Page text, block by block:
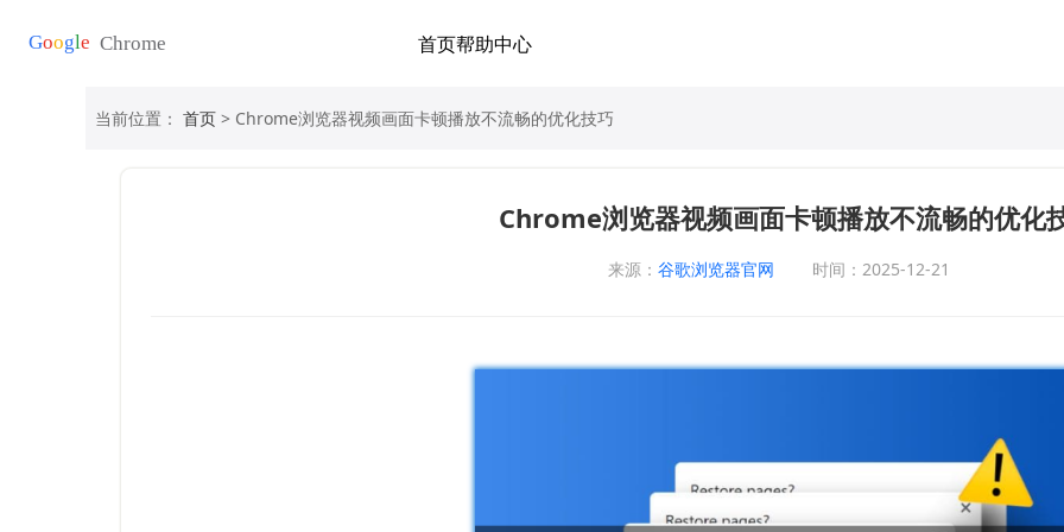
首页帮助中心
当前位置： 首页 > Chrome浏览器视频画面卡顿播放不流畅的优化技巧
Chrome浏览器视频画面卡顿播放不流畅的优化
来源： 谷歌浏览器官网 时间：2025-12-21